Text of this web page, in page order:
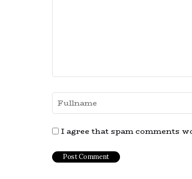
I agree that spam comments